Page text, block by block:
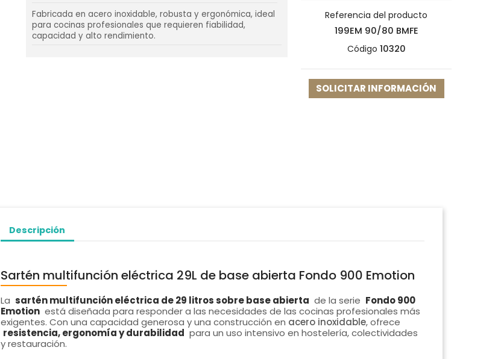
Fabricada en acero inoxidable, robusta y ergonómica, ideal
para cocinas profesionales que requieren fiabilidad,
capacidad y alto rendimiento.
Referencia del producto
199EM 90/80 BMFE
Código 10320
SOLICITAR INFORMACIÓN
Descripción
Sartén multifunción eléctrica 29L de base abierta Fondo 900 Emotion
La sartén multifunción eléctrica de 29 litros sobre base abierta de la serie Fondo 900
Emotion está diseñada para responder a las necesidades de las cocinas profesionales más
exigentes. Con una capacidad generosa y una construcción en acero inoxidable, ofrece
resistencia, ergonomía y durabilidad para un uso intensivo en hostelería, colectividades
y restauración.